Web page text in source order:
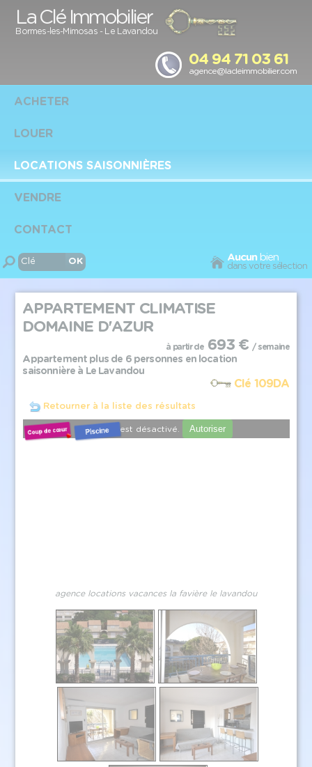
La Clé Immobilier
Bormes-les-Mimosas- Le Lavandou
04 94 71 03 61
agence@lacleimmobilier.com
ACHETER
LOUER
LOCATIONS SAISONNIÈRES
VENDRE
CONTACT
Aucunbien
dans votre sélection
APPARTEMENT CLIMATISE
DOMAINE D'AZUR
à partir de693 € / semaine
Appartement plus de 6 personnes en location
saisonnière à Le Lavandou
Clé 109DA
Retourner à la liste des résultats
YouTube est désactivé. Autoriser
agence locations vacances la favière le lavandou